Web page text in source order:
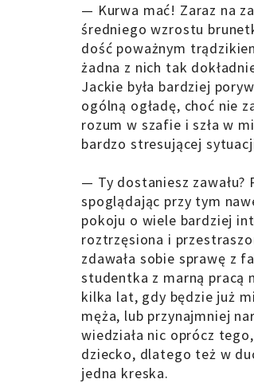
— Kurwa mać! Zaraz na
średniego wzrostu
dość poważnym
żadna z nich tak
Jackie była bardziej
ogólną ogładę, choć nie
rozum w szafie i szła w
bardzo stresującej
— Ty dostaniesz
spoglądając przy tym
pokoju o wiele bardziej
roztrzęsiona i
zdawała sobie sprawę z
studentka z marną pracą
kilka lat, gdy będzie już
męża, lub przynajmniej
wiedziała nic oprócz
dziecko, dlatego też w
jedna kreska.